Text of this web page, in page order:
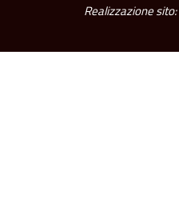
Realizzazione sito: